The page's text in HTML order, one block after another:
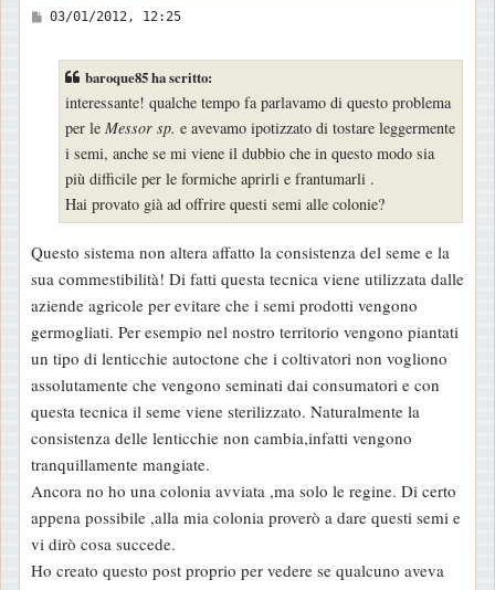
M
03/01/2012, 12:25
baroque85 ha scritto:
interessante! qualche tempo fa parlavamo di questo problema
per le Messor sp. e avevamo ipotizzato di tostare leggermente
i semi, anche se mi viene il dubbio che in questo modo sia
più difficile per le formiche aprirli e frantumarli .
Hai provato già ad offrire questi semi alle colonie?
Questo sistema non altera affatto la consistenza del seme e la
sua commestibilità! Di fatti questa tecnica viene utilizzata dalle
aziende agricole per evitare che i semi prodotti vengono
germogliati. Per esempio nel nostro territorio vengono piantati
un tipo di lenticchie autoctone che i coltivatori non vogliono
assolutamente che vengono seminati dai consumatori e con
questa tecnica il seme viene sterilizzato. Naturalmente la
consistenza delle lenticchie non cambia,infatti vengono
tranquillamente mangiate.
Ancora no ho una colonia avviata ,ma solo le regine. Di certo
appena possibile ,alla mia colonia proverò a dare questi semi e
vi dirò cosa succede.
Ho creato questo post proprio per vedere se qualcuno aveva